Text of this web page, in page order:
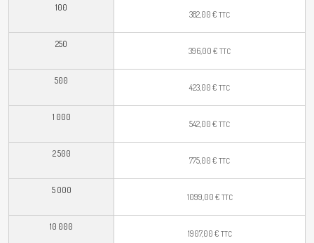
100
382,00€ TTC
250
396,00€ TTC
500
423,00€ TTC
1 000
542,00€ TTC
2 500
775,00€ TTC
5 000
1099,00€ TTC
10 000
1907,00€ TTC